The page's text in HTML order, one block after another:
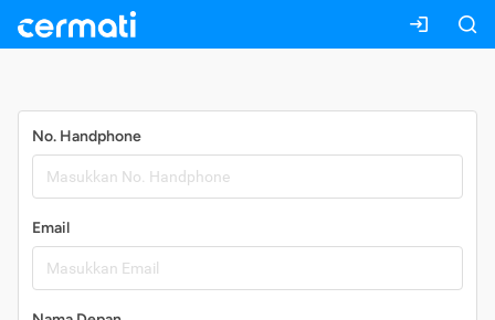
No. Handphone
Email